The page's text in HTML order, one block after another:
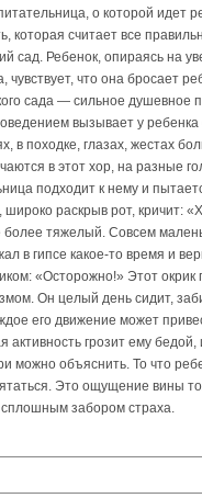
о которой
которая считает все
сад. Ребенок, опираясь на
чувствует, что она бросает
сада — сильное душевное
вызывает у ребенка
в походке, глазах, жестах
в этот хор, на разные
подходит к нему и
широко раскрыв рот, кричит:
тяжелый. Совсем
в гипсе какое-то время и
«Осторожно!» Этот окрик
Он целый день сидит,
его движение может
активность грозит ему
можно объяснить. То что
Это ощущение вины
забором страха.